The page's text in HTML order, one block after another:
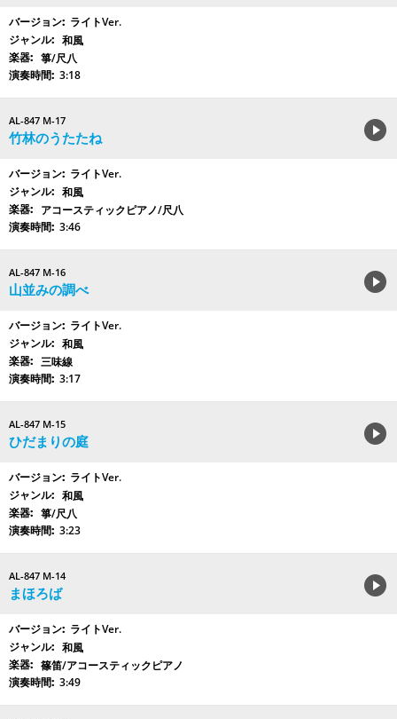
ライトVer.
和風
箏/尺八
3:18
AL-847 M-17
竹林のうたたね
ライトVer.
和風
アコースティックピアノ/尺八
3:46
AL-847 M-16
山並みの調べ
ライトVer.
和風
三味線
3:17
AL-847 M-15
ひだまりの庭
ライトVer.
和風
箏/尺八
3:23
AL-847 M-14
まほろば
ライトVer.
和風
篠笛/アコースティックピアノ
3:49